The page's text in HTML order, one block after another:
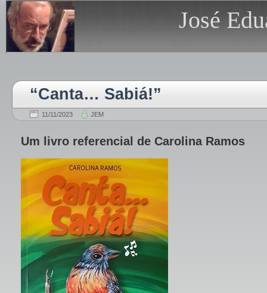
José
“Canta… Sabiá!”
11/11/2023 JEM
Um livro referencial de Carolina Ramos